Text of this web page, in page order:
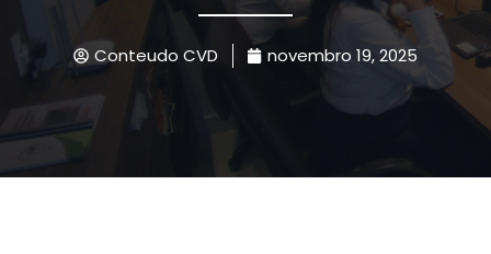
Conteudo CVD novembro 19, 2025